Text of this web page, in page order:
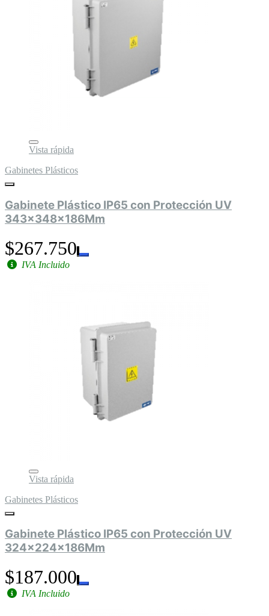
Vista rápida
Gabinetes Plásticos
Gabinete Plástico IP65 con Protección UV
343x348x186Mm
$267.750
IVA Incluido
Vista rápida
Gabinetes Plásticos
Gabinete Plástico IP65 con Protección UV
324x224x186Mm
$187.000
IVA Incluido